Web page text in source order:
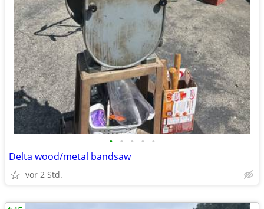
• • • • •
Delta wood/metal bandsaw
vor 2 Std.